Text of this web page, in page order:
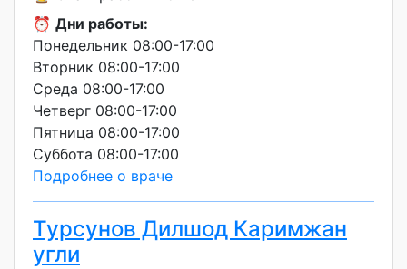
⏰ Дни работы:
Понедельник 08:00-17:00
Вторник 08:00-17:00
Среда 08:00-17:00
Четверг 08:00-17:00
Пятница 08:00-17:00
Суббота 08:00-17:00
Подробнее о враче
Турсунов Дилшод Каримжан
угли